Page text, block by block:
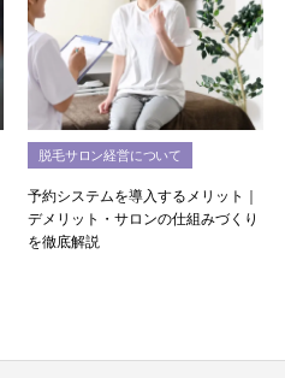
脱毛サロン経営について
予約システムを導入するメリット｜
デメリット・サロンの仕組みづくり
を徹底解説